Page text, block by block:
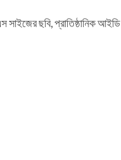
ছবি, প্রাতিষ্ঠানিক